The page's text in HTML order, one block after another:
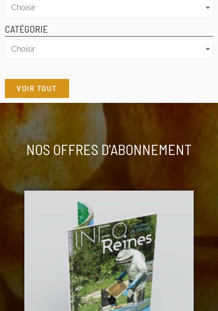
Choisir
CATÉGORIE
Choisir
VOIR TOUT
NOS OFFRES D'ABONNEMENT